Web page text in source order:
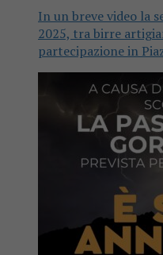
In un breve video la
2025, tra birre
partecipazione in